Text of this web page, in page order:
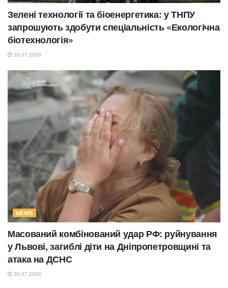
Зелені технології та біоенергетика: у ТНПУ
запрошують здобути спеціальність «Екологічна
біотехнологія»
30.07.2026
NEWS
Масований комбінований удар РФ: руйнування
у Львові, загиблі діти на Дніпропетровщині та
атака на ДСНС
30.07.2026